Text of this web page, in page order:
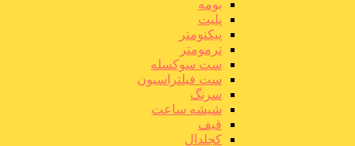
بومه
پلیت
پیکنومتر
ترمومتر
ست سوکسله
ست فیلتراسیون
سرنگ
شیشه ساعت
قیف
کجلدال